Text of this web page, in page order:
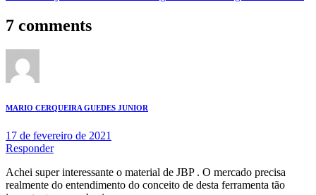
7 comments
MARIO CERQUEIRA GUEDES JUNIOR
17 de fevereiro de 2021
Responder
Achei super interessante o material de JBP . O mercado precisa
realmente do entendimento do conceito de desta ferramenta tão